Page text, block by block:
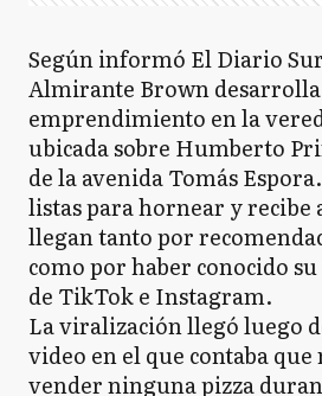
Según informó El Diario
Almirante Brown
emprendimiento en la
ubicada sobre Humberto
de la avenida Tomás
listas para hornear y recibe
llegan tanto por
como por haber conocido
de TikTok e Instagram.
La viralización llegó luego
video en el que contaba
vender ninguna pizza